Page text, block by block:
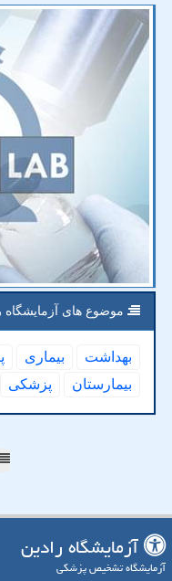
موضوع های آزمایشگاه
بهداشت بیماری
بیمارستان
پزشكی
آزمایشگاه رادین
آزمایشگاه تشخیص پزشکی